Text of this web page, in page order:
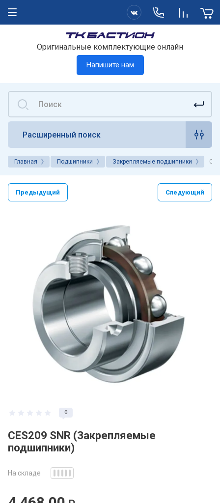
Оригинальные комплектующие онлайн
Напишите нам
Расширенный поиск
Главная Подшипники Закрепляемые подшипники
Предыдущий Следующий
0
CES209 SNR (Закрепляемые
подшипники)
На складе